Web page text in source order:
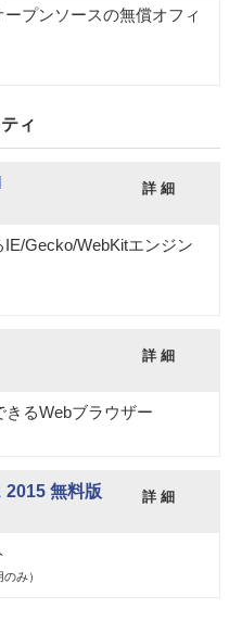
ープンソースの無償オフィ
ィ
詳 細
Gecko/WebKitエンジン
詳 細
るWebブラウザー
2015 無料版 詳 細
み）